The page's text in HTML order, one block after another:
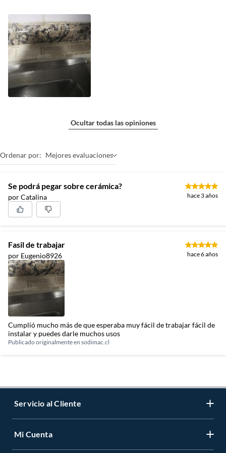
Ocultar todas las opiniones
Ordenar por: Mejores evaluaciones
Se podrá pegar sobre cerámica?
por Catalina hace 3 años
Fasil de trabajar
por Eugenio8926 hace 6 años
Cumplió mucho más de que esperaba muy fácil de trabajar fácil de
instalar y puedes darle muchos usos
Publicado originalmente en sodimac.cl
Servicio al Cliente
Contáctanos
Mi Cuenta